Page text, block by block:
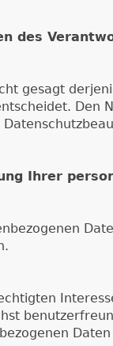
des
gesagt
Den
Ihrer